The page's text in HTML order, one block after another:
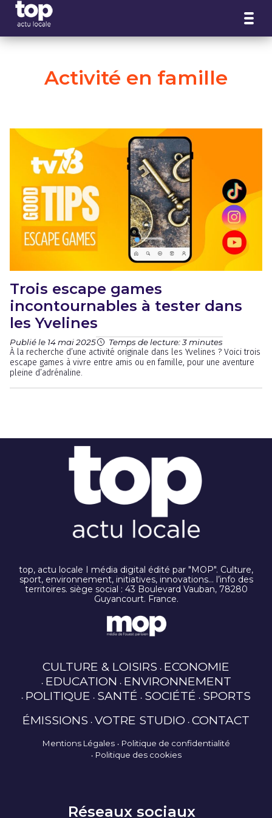
Activité en famille
Trois escape games
incontournables à tester dans
les Yvelines
Publié le 14 mai 2025 Temps de lecture: 3 minutes
À la recherche d’une activité originale dans les Yvelines ? Voici trois
escape games à vivre entre amis ou en famille, pour une aventure
pleine d’adrénaline.
top, actu locale I média digital édité par "MOP". Culture,
sport, environnement, initiatives, innovations… l’info des
territoires. siège social : 43 Boulevard Vauban, 78280
Guyancourt. France.
CULTURE & LOISIRS ECONOMIE
EDUCATION ENVIRONNEMENT
POLITIQUE SANTÉ SOCIÉTÉ SPORTS
ÉMISSIONS VOTRE STUDIO CONTACT
Mentions Légales
Politique de confidentialité
Politique des cookies
Réseaux sociaux
Panneau de gestion des cookies